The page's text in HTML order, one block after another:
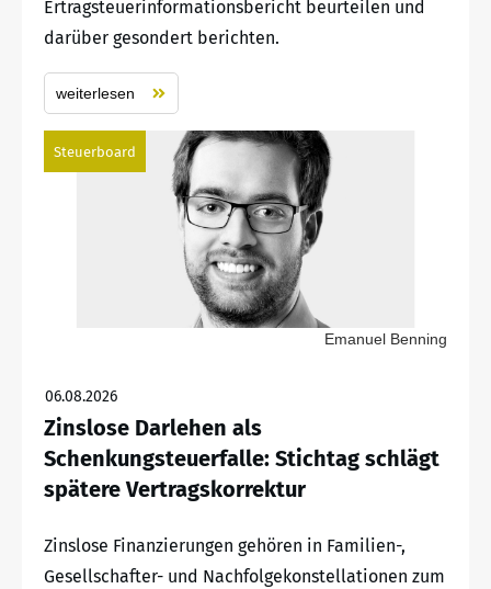
Ertragsteuerinformationsbericht beurteilen und
darüber gesondert berichten.
weiterlesen
Steuerboard
Emanuel Benning
06.08.2026
Zinslose Darlehen als
Schenkungsteuerfalle: Stichtag schlägt
spätere Vertragskorrektur
Zinslose Finanzierungen gehören in Familien-,
Gesellschafter- und Nachfolgekonstellationen zum